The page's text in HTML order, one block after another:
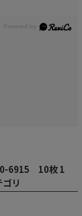
6915 10枚 1
リ